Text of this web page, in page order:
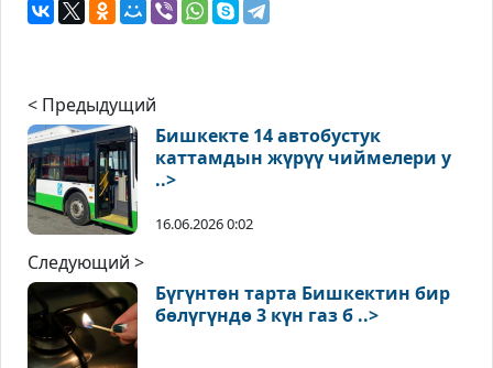
< Предыдущий
Бишкекте 14 автобустук
каттамдын жүрүү чиймелери у
..>
16.06.2026 0:02
Следующий >
Бүгүнтөн тарта Бишкектин бир
бөлүгүндө 3 күн газ б ..>